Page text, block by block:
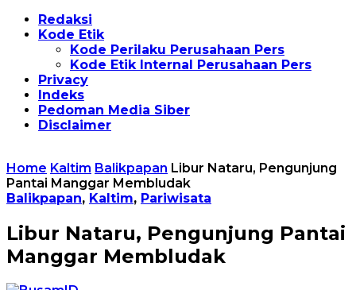
Redaksi
Kode Etik
Kode Perilaku Perusahaan Pers
Kode Etik Internal Perusahaan Pers
Privacy
Indeks
Pedoman Media Siber
Disclaimer
Home Kaltim Balikpapan Libur Nataru, Pengunjung
Pantai Manggar Membludak
Balikpapan, Kaltim, Pariwisata
Libur Nataru, Pengunjung Pantai
Manggar Membludak